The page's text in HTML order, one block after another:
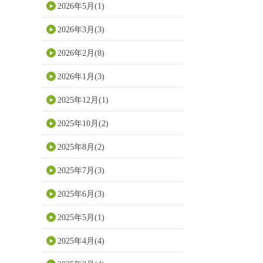
2026年5月(1)
2026年3月(3)
2026年2月(8)
2026年1月(3)
2025年12月(1)
2025年10月(2)
2025年8月(2)
2025年7月(3)
2025年6月(3)
2025年5月(1)
2025年4月(4)